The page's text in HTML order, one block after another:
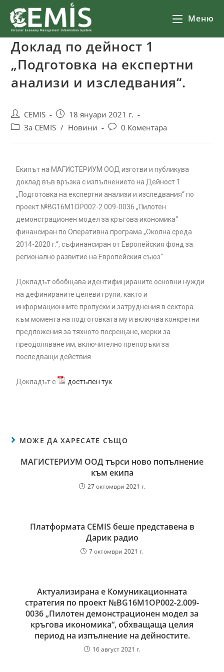
Меню
Доклад по дейност 1
„Подготовка на експертни
анализи и изследвания“.
CEMIS
18 януари 2021 г.
За CEMIS / Новини 0 Коментара
Екипът на МАГИСТЕРИУМ ООД изготви и публикува
доклад във връзка с изпълнението на Дейност 1
„Подготовка на експертни анализи и изследвания“ по
проект №BG16M1OP002-2.009-0036 „Пилотен
демонстрационен модел за кръгова икономика“
финансиран по Оперативна програма „Околна среда
2014-2020 г.“, съфинансиран от Европейския фонд за
регионално развитие на Европейския съюз“.
Докладът обобщава идентифицираните основни нужди
на дефинираните целеви групи, както и
информационните пропуски и затруднения в сектора
към момента на подготовката му и включва конкретни
предложения за тяхното посрещане, мерки за
преодоляване им, включително препоръки за
последващи действия.
Докладът е достъпен тук.
МОЖЕ ДА ХАРЕСАТЕ СЪЩО
МАГИСТЕРИУМ ООД търси ново попълнение
към екипа
27 октомври 2021 г.
Платформата CEMIS беше представена в
Дарик радио
7 октомври 2021 г.
Актуализирана е Комуникационната
стратегия по проект №BG16M1OP002-2.009-
0036 „Пилотен демонстрационен модел за
кръгова икономика“, обхващаща целия
период на изпълнение на дейностите.
16 август 2021 г.